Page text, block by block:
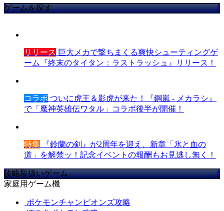
ゲームを探す
リリース 巨大メカで撃ちまくる爽快シューティングゲ
ーム『終末のタイタン：ラストラッシュ』リリース！
コラボ ついに虎王＆影虎が来た！『鋼嵐 - メカラシ』
で「魔神英雄伝ワタル」コラボ後半が開催！
特集 『鈴蘭の剣』が2周年を迎え、新章「氷と血の
道」を解禁ッ！記念イベントの報酬もお見逃し無く！
攻略取扱いゲーム
家庭用ゲーム機
ポケモンチャンピオンズ攻略